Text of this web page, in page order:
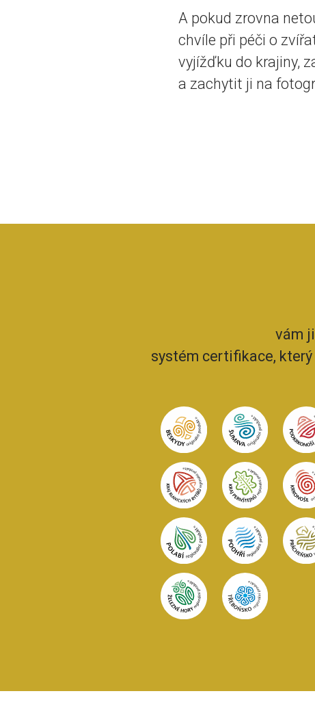
A pokud zrovna
chvíle při péči o
vyjížďku do krajiny,
a zachytit ji na
vám
systém certifikace,